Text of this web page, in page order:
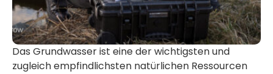
Das Grundwasser ist eine der wichtigsten und
zugleich empfindlichsten natürlichen Ressourcen